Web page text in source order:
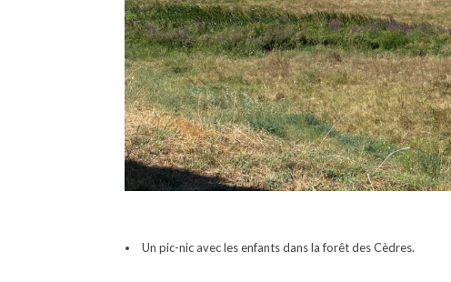
Un pic-nic avec les enfants dans la forêt des Cèdres.